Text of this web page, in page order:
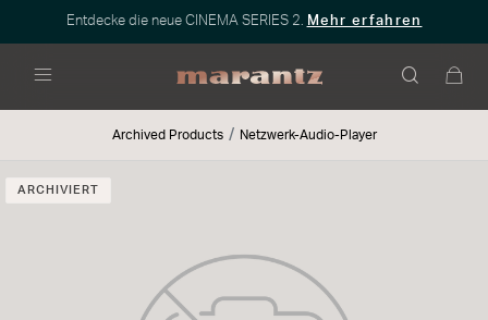
Entdecke die neue CINEMA SERIES 2. Mehr erfahren
Archived Products Netzwerk-Audio-Player
ARCHIVIERT